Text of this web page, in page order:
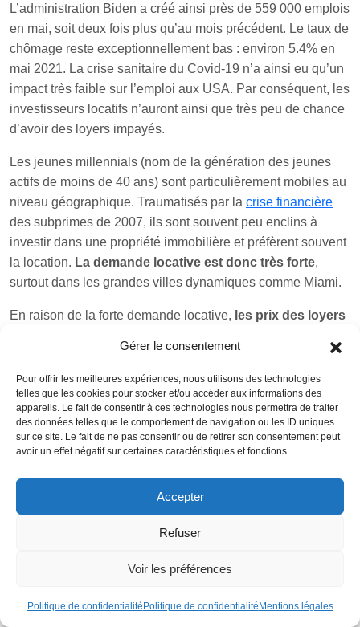
Gérer le consentement
Pour offrir les meilleures expériences, nous utilisons des technologies
telles que les cookies pour stocker et/ou accéder aux informations des
appareils. Le fait de consentir à ces technologies nous permettra de traiter
des données telles que le comportement de navigation ou les ID uniques
sur ce site. Le fait de ne pas consentir ou de retirer son consentement peut
avoir un effet négatif sur certaines caractéristiques et fonctions.
Accepter
Refuser
Voir les préférences
Politique de confidentialité Politique de confidentialité Mentions légales
L’administration Biden a créé ainsi près de 559 000 emplois
en mai, soit deux fois plus qu’au mois précédent. Le taux de
chômage reste exceptionnellement bas : environ 5.4% en
mai 2021. La crise sanitaire du Covid-19 n’a ainsi eu qu’un
impact très faible sur l’emploi aux USA. Par conséquent, les
investisseurs locatifs n’auront ainsi que très peu de chance
d’avoir des loyers impayés.
Les jeunes millennials (nom de la génération des jeunes
actifs de moins de 40 ans) sont particulièrement mobiles au
niveau géographique. Traumatisés par la crise financière
des subprimes de 2007, ils sont souvent peu enclins à
investir dans une propriété immobilière et préfèrent souvent
la location. La demande locative est donc très forte,
surtout dans les grandes villes dynamiques comme Miami.
En raison de la forte demande locative, les prix des loyers
Malgré la crise sanitaire du Covid-19, on constate une forte
hausse des loyers dans la plupart des états américains.
Lesrevenus locatifs, ainsi que les plus-values
immobilières, supportent une fiscalité beaucoup plus
de 27.5 ans. La taxe sur une plus-value immobilière aux
USA est de 20% seulement, contre 34.50%. Les
l’immobilier locatif aux USA bénéficient de la convention de